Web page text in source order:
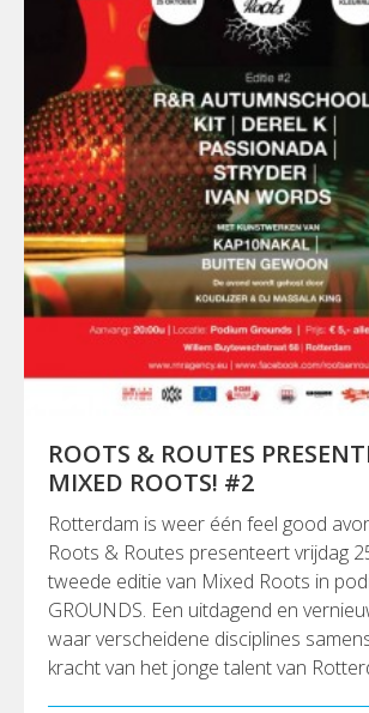
ROOTS & ROUTES
MIXED ROOTS! #2
Rotterdam is weer één feel good
Roots & Routes presenteert vrijdag
tweede editie van Mixed Roots in
GROUNDS. Een uitdagend en
waar verscheidene disciplines
kracht van het jonge talent van